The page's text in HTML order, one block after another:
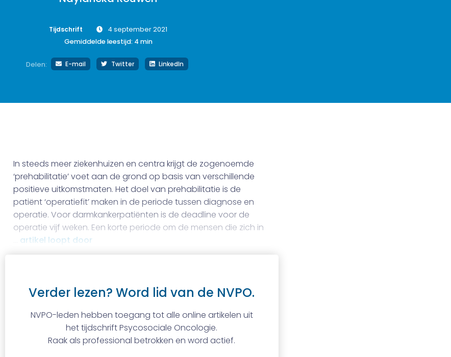
Tijdschrift
4 september 2021
Gemiddelde leestijd: 4 min
Delen: E-mail Twitter LinkedIn
In steeds meer ziekenhuizen en centra krijgt de zogenoemde
‘prehabilitatie’ voet aan de grond op basis van verschillende
positieve uitkomstmaten. Het doel van prehabilitatie is de
patiënt ‘operatiefit’ maken in de periode tussen diagnose en
operatie. Voor darmkankerpatiënten is de deadline voor de
operatie vijf weken. Een korte periode om de mensen die zich in
artikel loopt door
Verder lezen? Word lid van de NVPO.
NVPO-leden hebben toegang tot alle online artikelen uit
het tijdschrift Psycosociale Oncologie.
Raak als professional betrokken en word actief.